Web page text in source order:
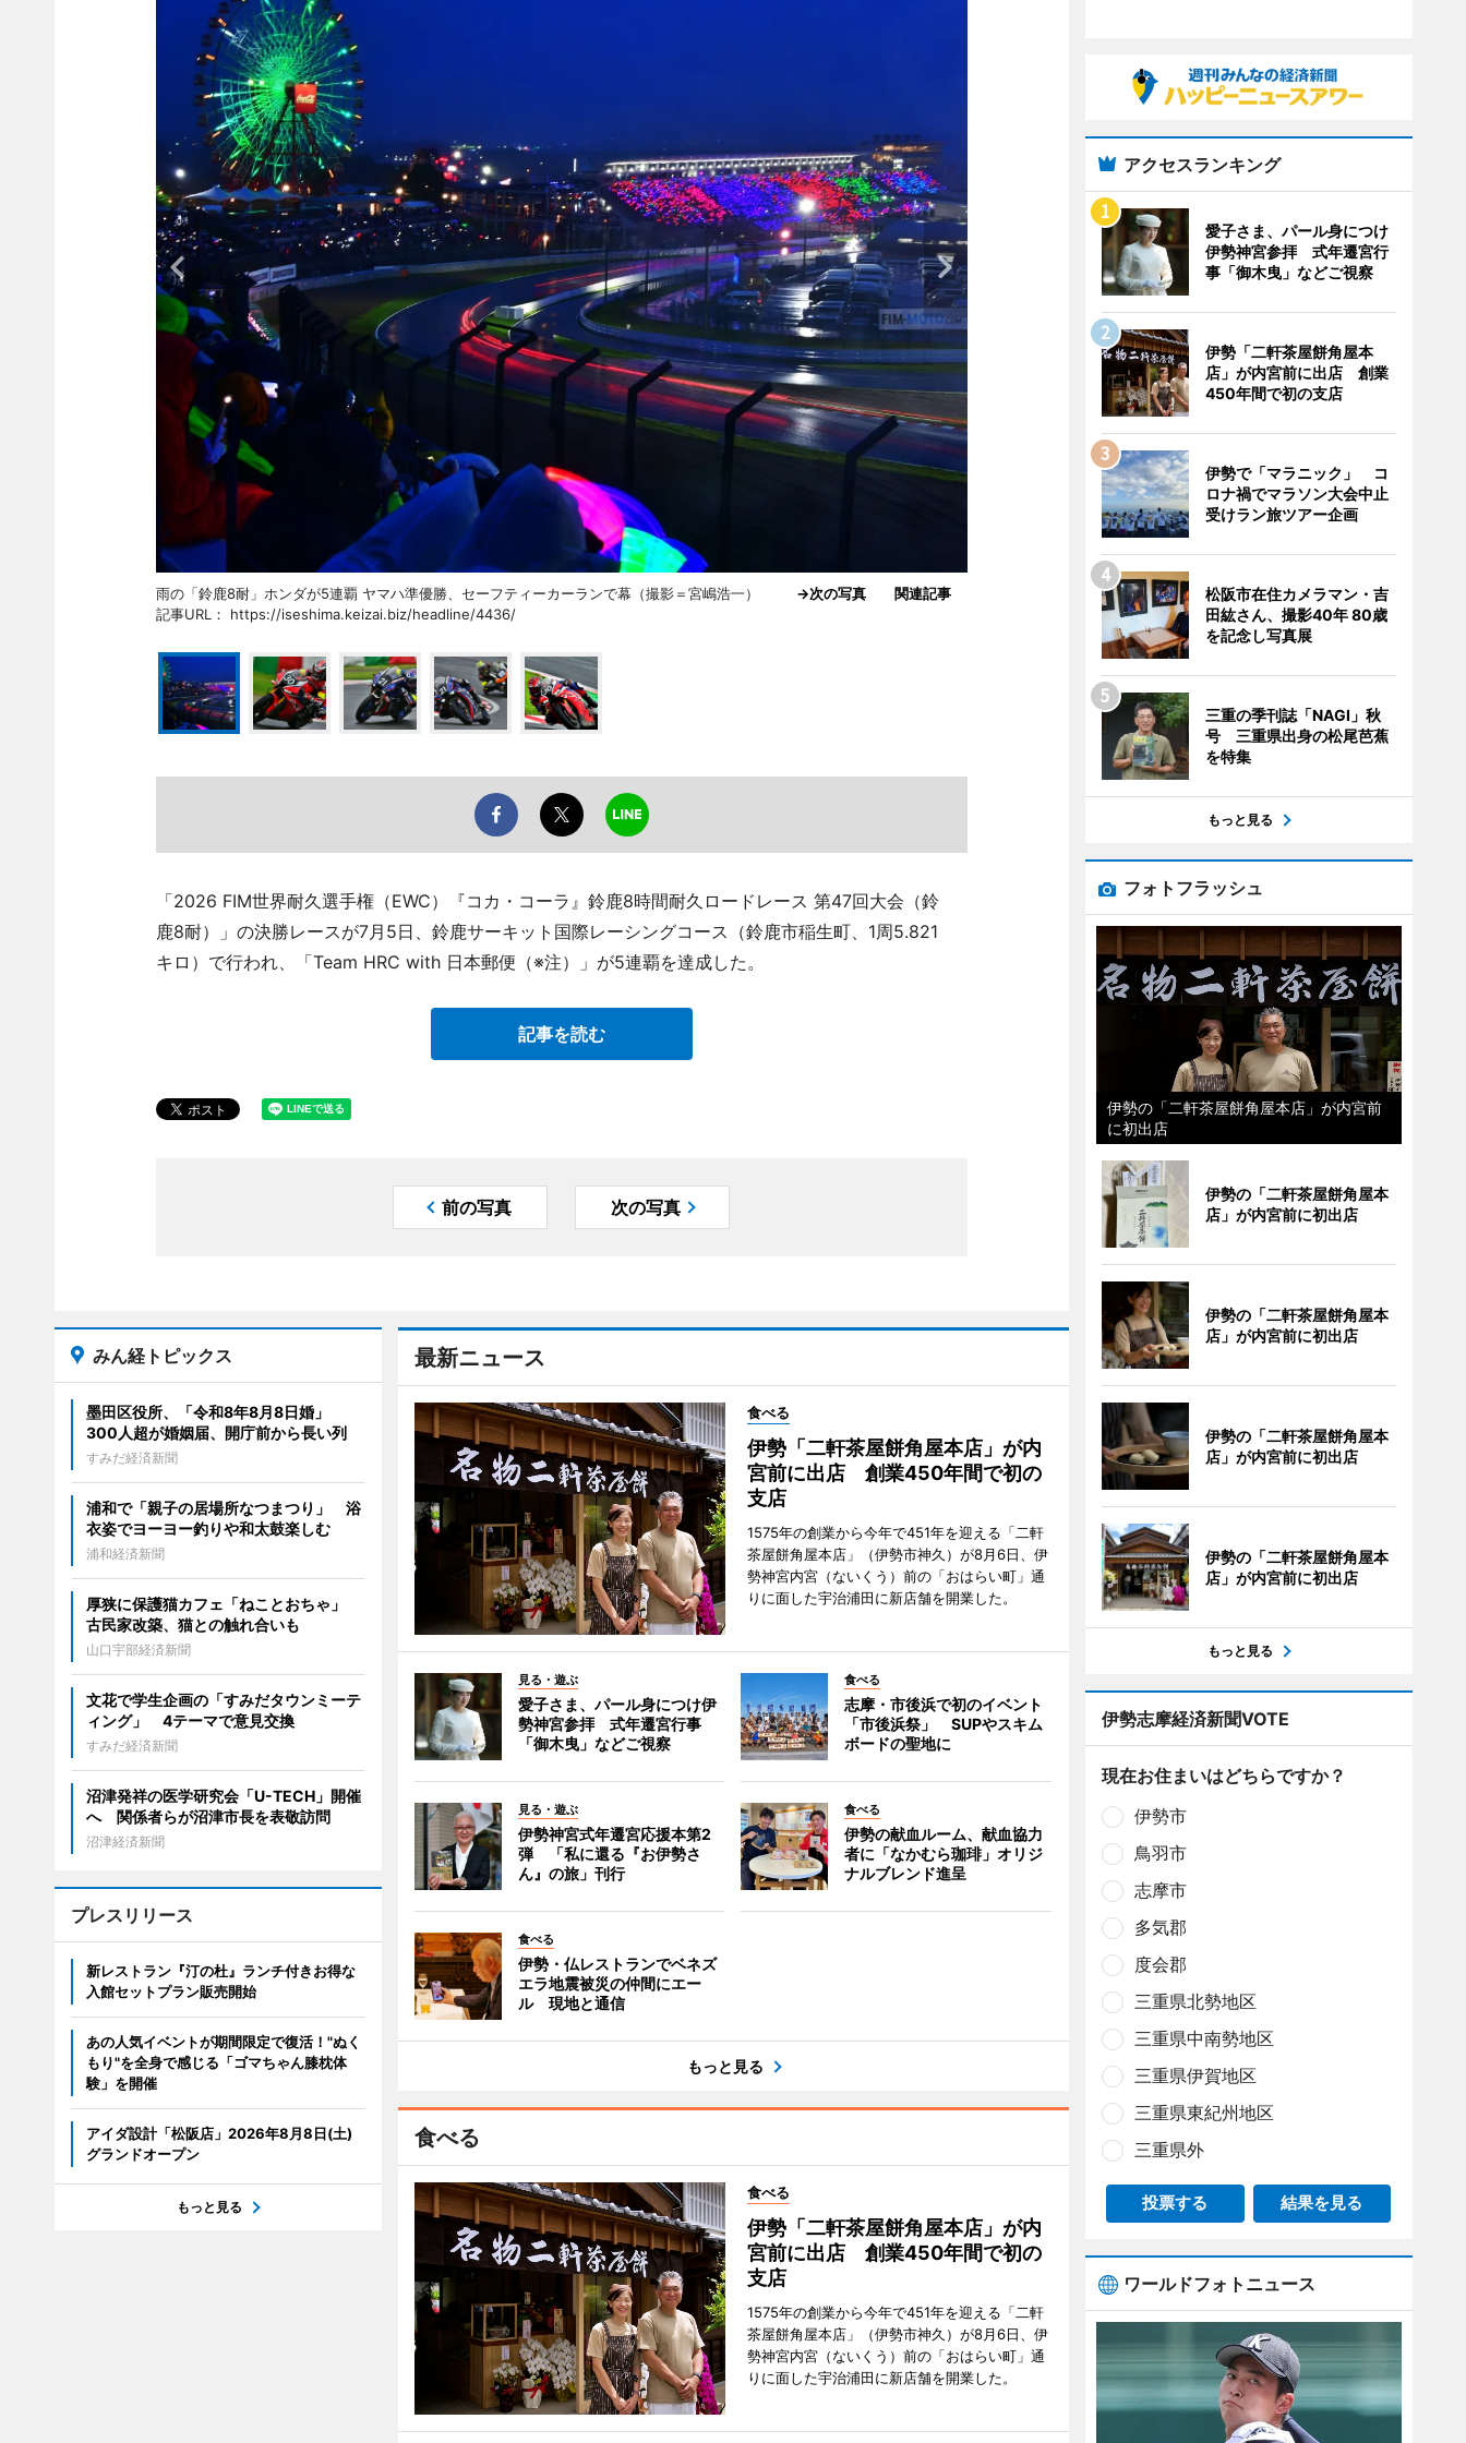
雨の「鈴鹿8耐」ホンダが5連覇 ヤマハ準優勝、セーフティーカーランで幕（撮影＝宮嶋浩一） →次の写真
関連記事
記事URL： https://iseshima.keizai.biz/headline/4436/
「2026 FIM世界耐久選手権（EWC）『コカ・コーラ』鈴鹿8時間耐久ロードレース 第47回大会（鈴
鹿8耐）」の決勝レースが7月5日、鈴鹿サーキット国際レーシングコース（鈴鹿市稲生町、1周5.821
キロ）で行われ、「Team HRC with 日本郵便（※注）」が5連覇を達成した。
記事を読む
前の写真 次の写真
最新ニュース
食べる
伊勢「二軒茶屋餅角屋本店」が内
宮前に出店 創業450年間で初の
支店
1575年の創業から今年で451年を迎える「二軒
茶屋餅角屋本店」（伊勢市神久）が8月6日、伊
勢神宮内宮（ないくう）前の「おはらい町」通
りに面した宇治浦田に新店舗を開業した。
見る・遊ぶ
愛子さま、パール身につけ伊
勢神宮参拝 式年遷宮行事
「御木曳」などご視察
食べる
志摩・市後浜で初のイベント
「市後浜祭」 SUPやスキム
ボードの聖地に
見る・遊ぶ
伊勢神宮式年遷宮応援本第2
弾 「私に還る『お伊勢さ
ん』の旅」刊行
食べる
伊勢の献血ルーム、献血協力
者に「なかむら珈琲」オリジ
ナルブレンド進呈
食べる
伊勢・仏レストランでベネズ
エラ地震被災の仲間にエー
ル 現地と通信
もっと見る
食べる
食べる
伊勢「二軒茶屋餅角屋本店」が内
宮前に出店 創業450年間で初の
支店
1575年の創業から今年で451年を迎える「二軒
茶屋餅角屋本店」（伊勢市神久）が8月6日、伊
勢神宮内宮（ないくう）前の「おはらい町」通
りに面した宇治浦田に新店舗を開業した。
みん経トピックス
墨田区役所、「令和8年8月8日婚」
300人超が婚姻届、開庁前から長い列
すみだ経済新聞
浦和で「親子の居場所なつまつり」 浴
衣姿でヨーヨー釣りや和太鼓楽しむ
浦和経済新聞
厚狭に保護猫カフェ「ねことおちゃ」
古民家改築、猫との触れ合いも
山口宇部経済新聞
文花で学生企画の「すみだタウンミーテ
ィング」 4テーマで意見交換
すみだ経済新聞
沼津発祥の医学研究会「U-TECH」開催
へ 関係者らが沼津市長を表敬訪問
沼津経済新聞
プレスリリース
新レストラン『汀の杜』ランチ付きお得な
入館セットプラン販売開始
あの人気イベントが期間限定で復活！"ぬく
もり"を全身で感じる「ゴマちゃん膝枕体
験」を開催
アイダ設計「松阪店」2026年8月8日(土)
グランドオープン
もっと見る
アクセスランキング
愛子さま、パール身につけ
伊勢神宮参拝 式年遷宮行
事「御木曳」などご視察
伊勢「二軒茶屋餅角屋本
店」が内宮前に出店 創業
450年間で初の支店
伊勢で「マラニック」 コ
ロナ禍でマラソン大会中止
受けラン旅ツアー企画
松阪市在住カメラマン・吉
田紘さん、撮影40年 80歳
を記念し写真展
三重の季刊誌「NAGI」秋
号 三重県出身の松尾芭蕉
を特集
もっと見る
フォトフラッシュ
伊勢の「二軒茶屋餅角屋本店」が内宮前
に初出店
伊勢の「二軒茶屋餅角屋本
店」が内宮前に初出店
伊勢の「二軒茶屋餅角屋本
店」が内宮前に初出店
伊勢の「二軒茶屋餅角屋本
店」が内宮前に初出店
伊勢の「二軒茶屋餅角屋本
店」が内宮前に初出店
もっと見る
伊勢志摩経済新聞VOTE
現在お住まいはどちらですか？
伊勢市
鳥羽市
志摩市
多気郡
度会郡
三重県北勢地区
三重県中南勢地区
三重県伊賀地区
三重県東紀州地区
三重県外
投票する 結果を見る
ワールドフォトニュース